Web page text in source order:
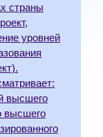
страны
уровней
высшего
высшего